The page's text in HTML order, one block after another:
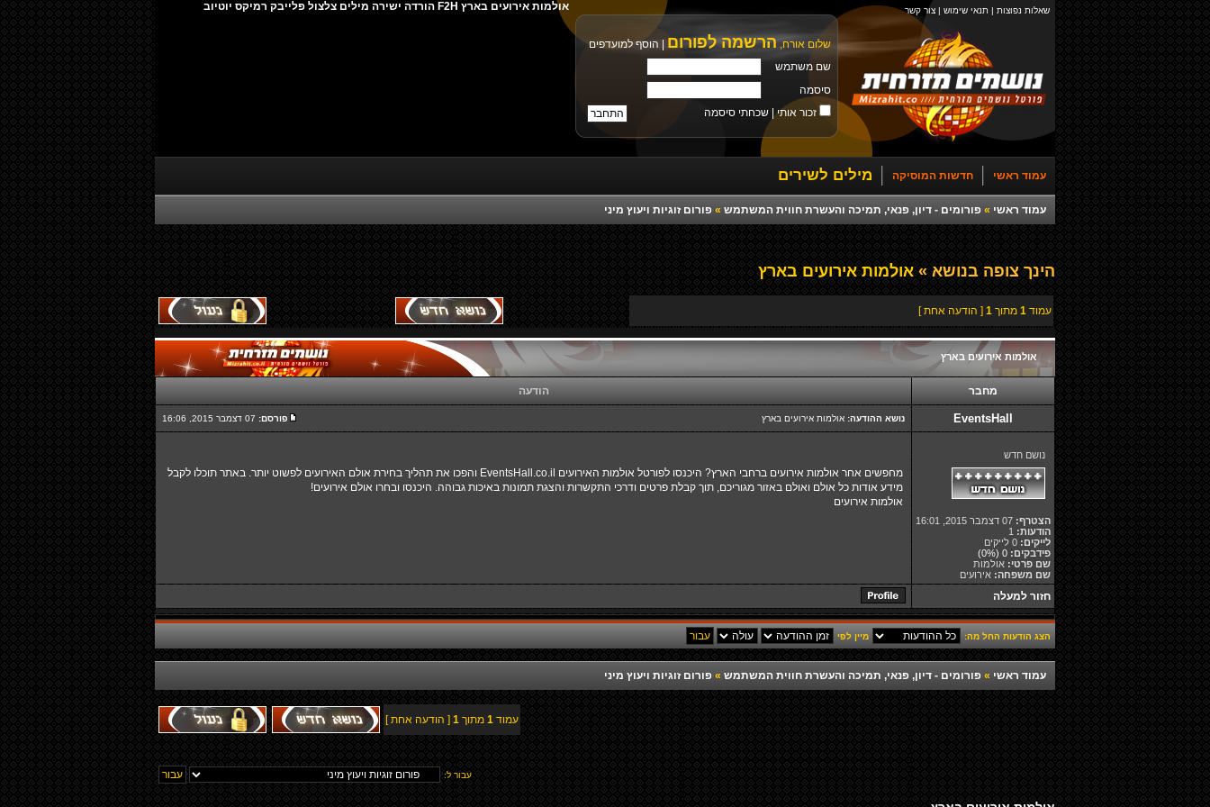
שאלות נפוצות | תנאי שימוש | צור קשר
שלום אורח, הרשמה לפורום
הוסף למועדפים
שם משתמש
סיסמה
זכור אותי |שכחתי סיסמה
אולמות אירועים בארץ F2H הורדה ישירה מילים צלצול פלייבק רמיקס יוטיוב
עמוד ראשי חדשות המוסיקה מילים לשירים
עמוד ראשי » פורומים - דיון, פנאי, תמיכה והעשרת חווית המשתמש » פורום זוגיות ויעוץ מיני
הינך צופה בנושא » אולמות אירועים בארץ
עמוד 1 מתוך 1 [ הודעה אחת ]
אולמות אירועים בארץ
מחבר הודעה
EventsHall נושא ההודעה: אולמות אירועים בארץ פורסם:
נושם חדש
הצטרף:
הודעות:
לייקים:
פידבקים: 0
(0%)
שם פרטי: אולמות
שם משפחה: אירועים
מחפשים אחר אולמות אירועים ברחבי הארץ? היכנסו לפורטל אולמות האירועים EventsHall.co.il והפכו את תהליך בחירת אולם האירועים לפשוט יותר. באתר תוכלו לקבל
מידע אודות כל אולם ואולם באזור מגוריכם, תוך קבלת פרטים ודרכי התקשרות והצגת תמונות באיכות גבוהה. היכנסו ובחרו אולם אירועים!
אולמות אירועים
חזור למעלה
הצג הודעות החל מה: מיין לפי
עמוד ראשי » פורומים - דיון, פנאי, תמיכה והעשרת חווית המשתמש » פורום זוגיות ויעוץ מיני
עמוד 1 מתוך 1 [ הודעה אחת ]
עבור ל: